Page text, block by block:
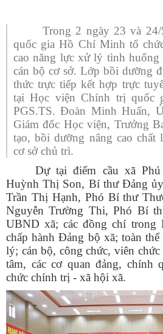
Trong 2 ngày 23 và
quốc gia Hồ Chí Minh tổ
cao năng lực xử lý tình
cán bộ cơ sở. Lớp bồi dưỡng
thức trực tiếp kết hợp trực
tại Học viện Chính trị quốc
PGS.TS. Đoàn Minh Huấn,
Giám đốc Học viện, Trưởng
tạo, bồi dưỡng nâng cao chất
cơ sở chủ trì.
Dự tại điểm cầu xã
Huỳnh Thị Son, Bí thư Đảng
Trần Thị Hạnh, Phó Bí thư
Nguyễn Trường Thi, Phó Bí
UBND xã; các đồng chí trong
chấp hành Đảng bộ xã; toàn
lý; cán bộ, công chức, viên
tâm, các cơ quan đảng, chính
chức chính trị - xã hội xã.